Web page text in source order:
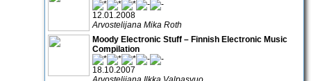
12.01.2008
Arvostelijana Mika Roth
Moody Electronic Stuff – Finnish Electronic Music
Compilation
18.10.2007